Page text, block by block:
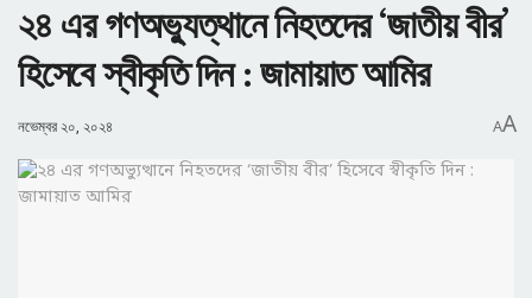
২৪ এর গণঅভ্যুত্থানে নিহতদের ‘জাতীয় বীর’
হিসেবে স্বীকৃতি দিন : জামায়াত আমির
নভেম্বর ২০, ২০২৪ AA